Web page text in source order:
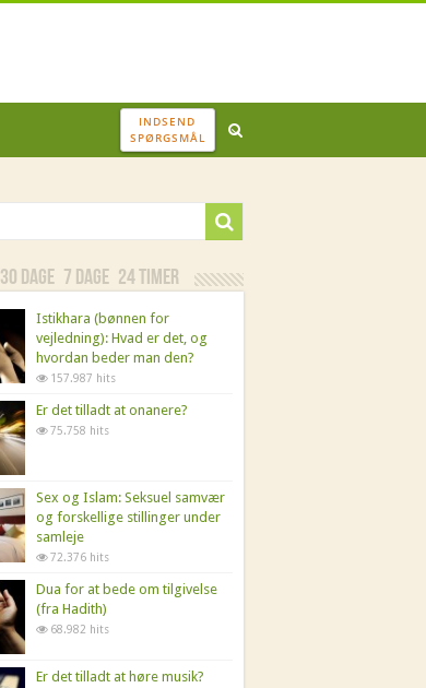
INDSEND
SPØRGSMÅL
30 dage 7 dage 24 timer
Istikhara (bønnen for
vejledning): Hvad er det, og
hvordan beder man den?
157.987 hits
Er det tilladt at onanere?
75.758 hits
Sex og Islam: Seksuel samvær
og forskellige stillinger under
samleje
72.376 hits
Dua for at bede om tilgivelse
(fra Hadith)
68.982 hits
Er det tilladt at høre musik?